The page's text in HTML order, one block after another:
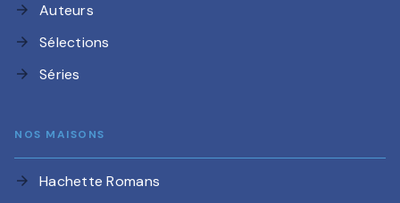
arrow_forward Auteurs
arrow_forward Sélections
arrow_forward Séries
NOS MAISONS
arrow_forward Hachette Romans